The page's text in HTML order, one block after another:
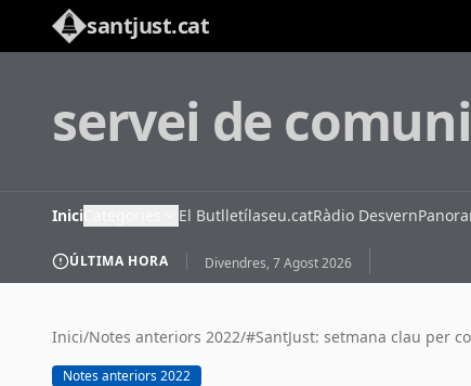
santjust.cat
servei de
Inici El Butlletílaseu.catRàdio Desvern
ÚLTIMA HORA Divendres, 7 Agost 2026
Inici/Notes anteriors 2022/#SantJust: setmana clau per
Notes anteriors 2022